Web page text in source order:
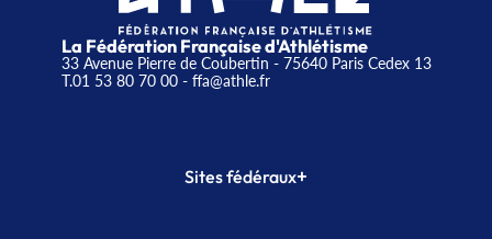
La Fédération Française d'Athlétisme
33 Avenue Pierre de Coubertin - 75640 Paris Cedex 13
T.01 53 80 70 00- ffa@athle.fr
Sites fédéraux+